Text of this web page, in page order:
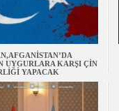
UYGURLARA KARŞI ÇİN
YAPACAK